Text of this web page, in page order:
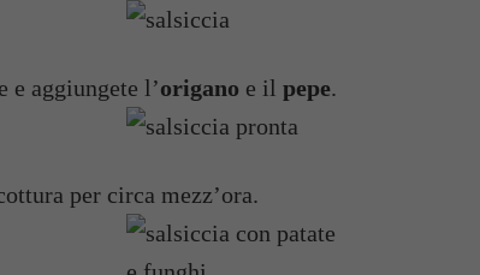
e aggiungete l’origano e il pepe.
per circa mezz’ora.